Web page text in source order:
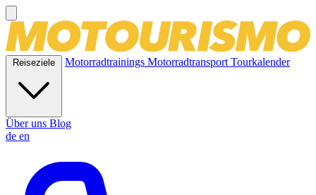
Reiseziele Motorradtrainings MotorradtransportTourkalender
Über uns Blog
de en